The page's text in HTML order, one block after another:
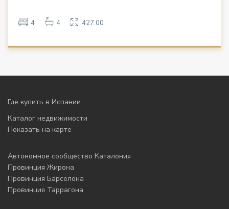
4 4 427.00
Где купить в Испании
Каталог недвижимости
Показать на карте
Автономное сообщество Каталония
Провинция Жирона
Провинция Барселона
Провинция Таррагона